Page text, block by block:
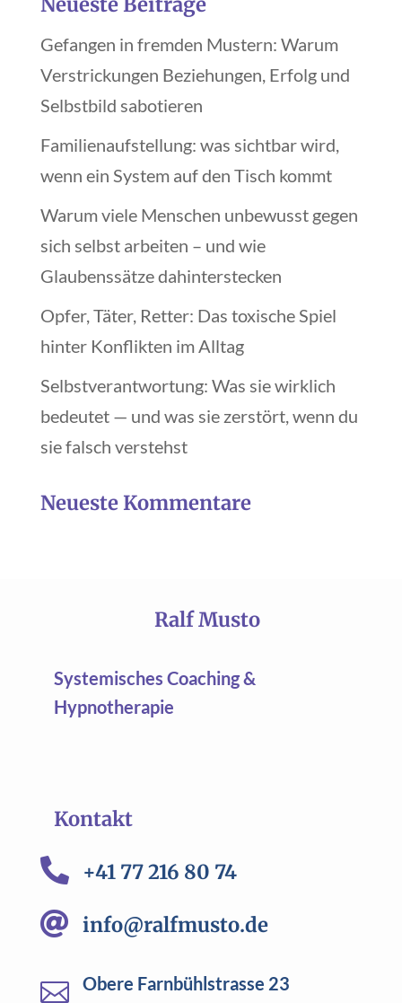
Gefangen in fremden Mustern: Warum
Verstrickungen Beziehungen, Erfolg und
Selbstbild sabotieren
Familienaufstellung: was sichtbar wird,
wenn ein System auf den Tisch kommt
Warum viele Menschen unbewusst gegen
sich selbst arbeiten – und wie
Glaubenssätze dahinterstecken
Opfer, Täter, Retter: Das toxische Spiel
hinter Konflikten im Alltag
Selbstverantwortung: Was sie wirklich
bedeutet — und was sie zerstört, wenn du
sie falsch verstehst
Neueste Kommentare
Ralf Musto
Systemisches Coaching &
Hypnotherapie
Kontakt
 +41 77 216 80 74
 info@ralfmusto.de

Obere Farnbühlstrasse 23